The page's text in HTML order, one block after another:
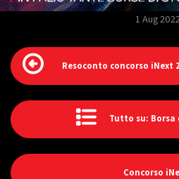
1 Aug 2022
Resoconto concorso iNext
Tutto su:
Concorso